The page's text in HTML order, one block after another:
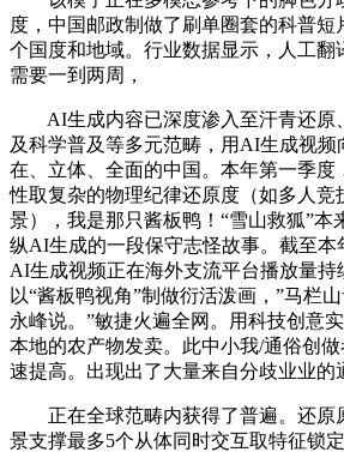
度，中国邮政制做了刷单圈套的科普短
个国度和地域。行业数据显示，人工翻
需要一到两周，
AI生成内容已深度渗入至汗青还原
及科学普及等多元范畴，用AI生成视频
在、立体、全面的中国。本年第一季度
性取复杂的物理纪律还原度（如多人竞
景），我是那只酱板鸭！“雪山救狐”本
纵AI生成的一段保守志怪故事。截至本
AI生成视频正在海外支流平台播放量持
以“酱板鸭视角”制做衍活泼画，”马栏
永峰说。”敏捷火遍全网。用科技创意
本地的农产物发卖。此中小我/通俗创
速提高。出现出了大量来自分歧业业的
正在全球范畴内获得了普遍。还原
景支撑最多5个从体同时交互取特征锁